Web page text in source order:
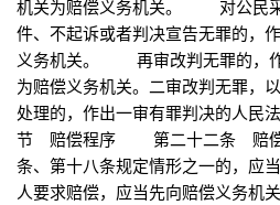
机关为赔偿义务机关。 对公民采
件、不起诉或者判决宣告无罪的，
义务机关。 再审改判无罪的，
为赔偿义务机关。二审改判无罪，
处理的，作出一审有罪判决的人民
节 赔偿程序 第二十二条 赔偿
条、第十八条规定情形之一的，
人要求赔偿，应当先向赔偿义务